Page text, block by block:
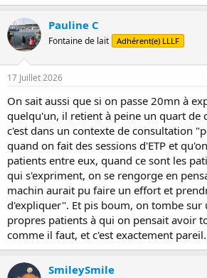
Pauline C
Fontaine de lait Adhérent(e) LLLF
17 Juillet 2026
On sait aussi que si on passe 20mn à
quelqu'un, il retient à peine un quart de
c'est dans un contexte de consultation
quand on fait des sessions d'ETP et
patients entre eux, quand ce sont les
qui s'expriment, on se rengorge en
machin aurait pu faire un effort et
d'expliquer". Et pis boum, on tombe sur
propres patients à qui on pensait avoir
comme il faut, et c'est exactement pareil.
SmileySmile